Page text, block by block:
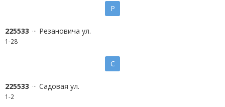
Р
225533 Резановича ул.
1-28
С
225533 Садовая ул.
1-2